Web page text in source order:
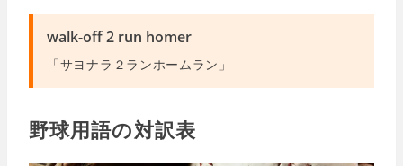
walk-off 2 run homer
「サヨナラ２ランホームラン」
野球用語の対訳表